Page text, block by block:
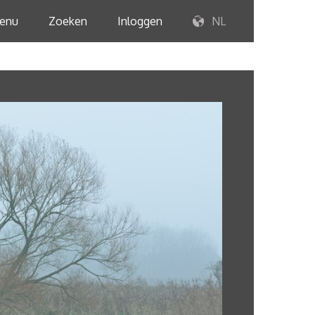
Zoeken Inloggen NL